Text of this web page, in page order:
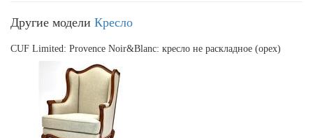
Другие модели Кресло
CUF Limited: Provence Noir&Blanc: кресло не раскладное (орех)